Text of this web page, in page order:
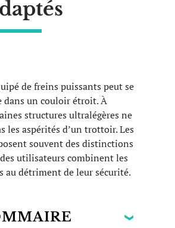
de freins puissants peut se
un couloir étroit. À
structures ultralégères ne
les aspérités d’un trottoir. Les
souvent des distinctions
utilisateurs combinent les
au détriment de leur sécurité.